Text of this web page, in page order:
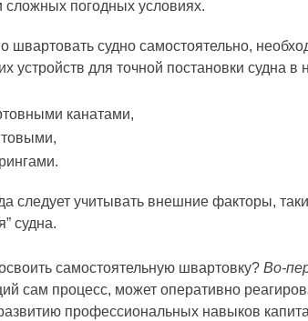
сложных погодных условиях.
швартовать судно самостоятельно,
устройств для точной постановки судна
канатами,
следует учитывать внешние факторы,
судна.
самостоятельную швартовку?Во-
сам процесс, может оперативно
профессиональных навыков